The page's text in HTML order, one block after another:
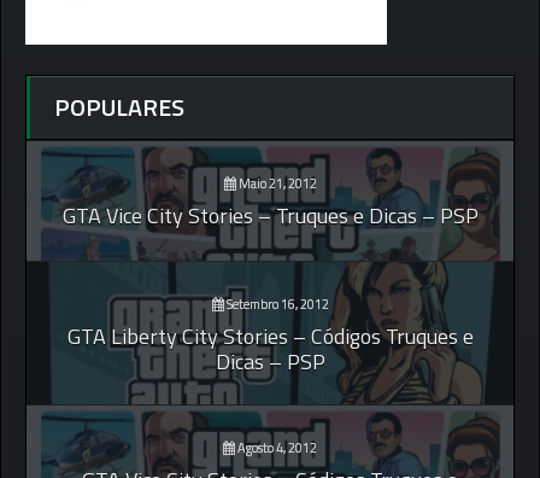
POPULARES
Maio 21, 2012
GTA Vice City Stories – Truques e Dicas – PSP
Setembro 16, 2012
GTA Liberty City Stories – Códigos Truques e
Dicas – PSP
Agosto 4, 2012